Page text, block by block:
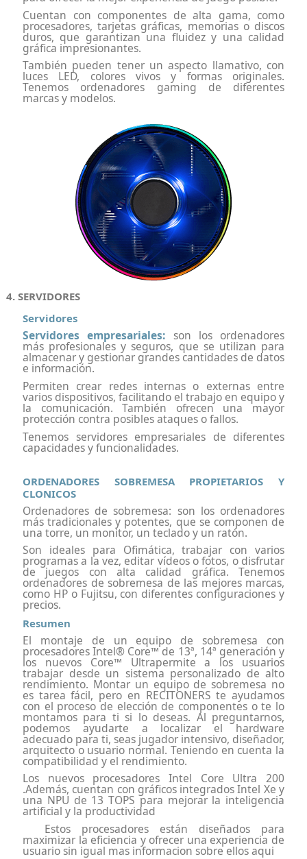
Cuentan con componentes de alta gama, como
procesadores, tarjetas gráficas, memorias o discos
duros, que garantizan una fluidez y una calidad
gráfica impresionantes.
También pueden tener un aspecto llamativo, con
luces LED, colores vivos y formas originales.
Tenemos ordenadores gaming de diferentes
marcas y modelos.
4. SERVIDORES
Servidores
Servidores empresariales: son los ordenadores
más profesionales y seguros, que se utilizan para
almacenar y gestionar grandes cantidades de datos
e información.
Permiten crear redes internas o externas entre
varios dispositivos, facilitando el trabajo en equipo y
la comunicación. También ofrecen una mayor
protección contra posibles ataques o fallos.
Tenemos servidores empresariales de diferentes
capacidades y funcionalidades.
ORDENADORES SOBREMESA PROPIETARIOS Y
CLONICOS
Ordenadores de sobremesa: son los ordenadores
más tradicionales y potentes, que se componen de
una torre, un monitor, un teclado y un ratón.
Son ideales para Ofimática, trabajar con varios
programas a la vez, editar vídeos o fotos, o disfrutar
de juegos con alta calidad gráfica. Tenemos
ordenadores de sobremesa de las mejores marcas,
como HP o Fujitsu, con diferentes configuraciones y
precios.
Resumen
El montaje de un equipo de sobremesa con
procesadores Intel® Core™ de 13ª, 14ª generación y
los nuevos Core™ Ultrapermite a los usuarios
trabajar desde un sistema personalizado de alto
rendimiento. Montar un equipo de sobremesa no
es tarea fácil, pero en RECITONERS te ayudamos
con el proceso de elección de componentes o te lo
montamos para ti si lo deseas. Al preguntarnos,
podemos ayudarte a localizar el hardware
adecuado para ti, seas jugador intensivo, diseñador,
arquitecto o usuario normal. Teniendo en cuenta la
compatibilidad y el rendimiento.
Los nuevos procesadores Intel Core Ultra 200
.Además, cuentan con gráficos integrados Intel Xe y
una NPU de 13 TOPS para mejorar la inteligencia
artificial y la productividad
Estos procesadores están diseñados para
maximizar la eficiencia y ofrecer una experiencia de
usuario sin igual mas informacion sobre ellos aqui